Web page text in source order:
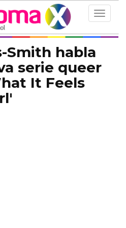
Toggle
Smith habla
serie queer
It Feels